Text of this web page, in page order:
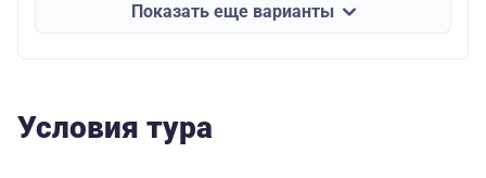
Показать еще варианты
Условия тура